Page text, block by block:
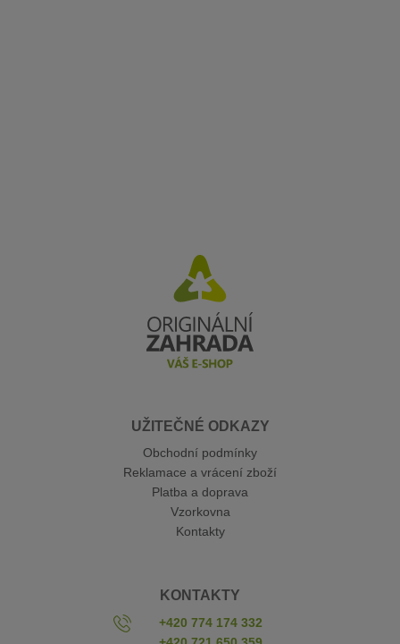
UŽITEČNÉ ODKAZY
Obchodní podmínky
Reklamace a vrácení zboží
Platba a doprava
Vzorkovna
Kontakty
KONTAKTY
+420 774 174 332